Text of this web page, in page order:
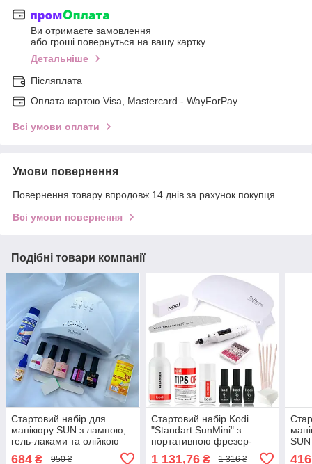
Ви отримаєте замовлення
або гроші повернуться на вашу картку
Детальніше
Післяплата
Оплата картою Visa, Mastercard - WayForPay
Всі умови оплати
Умови повернення
Повернення товару впродовж 14 днів за рахунок покупця
Всі умови повернення
Подібні товари компанії
Стартовий набір для
манікюру SUN з лампою,
гель-лаками та олійкою
684 ₴ 950 ₴
Стартовий набір Kodi
"Standart SunMini" з
портативною фрезер-
1 131,76₴ 1 316 ₴